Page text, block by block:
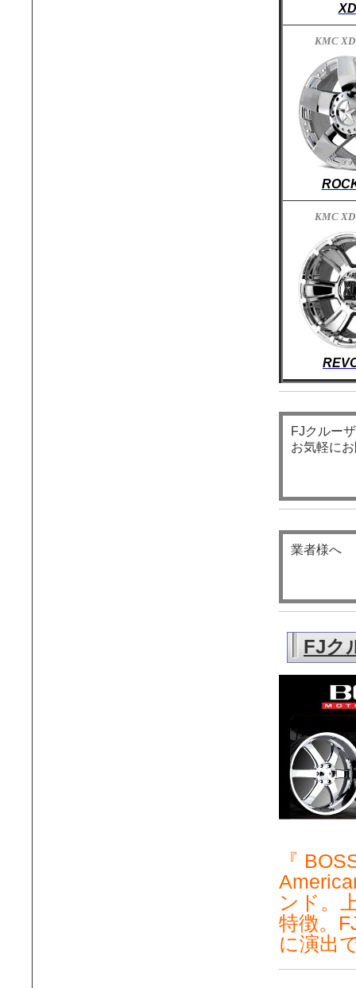
KMC XD
KMC XD
FJクルー
お気軽に
業者様へ
FJク
『
ンド。
特徴。
に演出